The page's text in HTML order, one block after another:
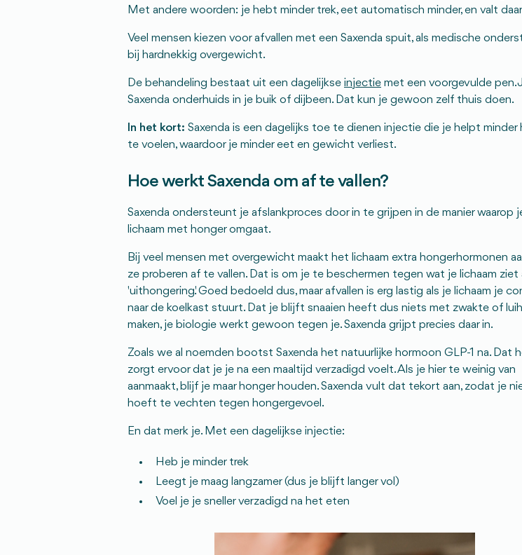
Met andere woorden: je hebt minder trek, eet automatisch minder, en valt
Veel mensen kiezen voor afvallen met een Saxenda spuit, als medische
bij hardnekkig overgewicht.
De behandeling bestaat uit een dagelijkse injectie met een voorgevulde pen.
Saxenda onderhuids in je buik of dijbeen. Dat kun je gewoon zelf thuis doen.
In het kort: Saxenda is een dagelijks toe te dienen injectie die je helpt minder
te voelen, waardoor je minder eet en gewicht verliest.
Hoe werkt Saxenda om af te vallen?
Saxenda ondersteunt je afslankproces door in te grijpen in de manier waarop
lichaam met honger omgaat.
Bij veel mensen met overgewicht maakt het lichaam extra hongerhormonen
ze proberen af te vallen. Dat is om je te beschermen tegen wat je lichaam ziet
'uithongering'. Goed bedoeld dus, maar afvallen is erg lastig als je lichaam je
naar de koelkast stuurt. Dat je blijft snaaien heeft dus niets met zwakte of
maken, je biologie werkt gewoon tegen je. Saxenda grijpt precies daar in.
Zoals we al noemden bootst Saxenda het natuurlijke hormoon GLP-1 na. Dat
zorgt ervoor dat je je na een maaltijd verzadigd voelt. Als je hier te weinig van
aanmaakt, blijf je maar honger houden. Saxenda vult dat tekort aan, zodat je
hoeft te vechten tegen hongergevoel.
En dat merk je. Met een dagelijkse injectie:
Heb je minder trek
Leegt je maag langzamer (dus je blijft langer vol)
Voel je je sneller verzadigd na het eten